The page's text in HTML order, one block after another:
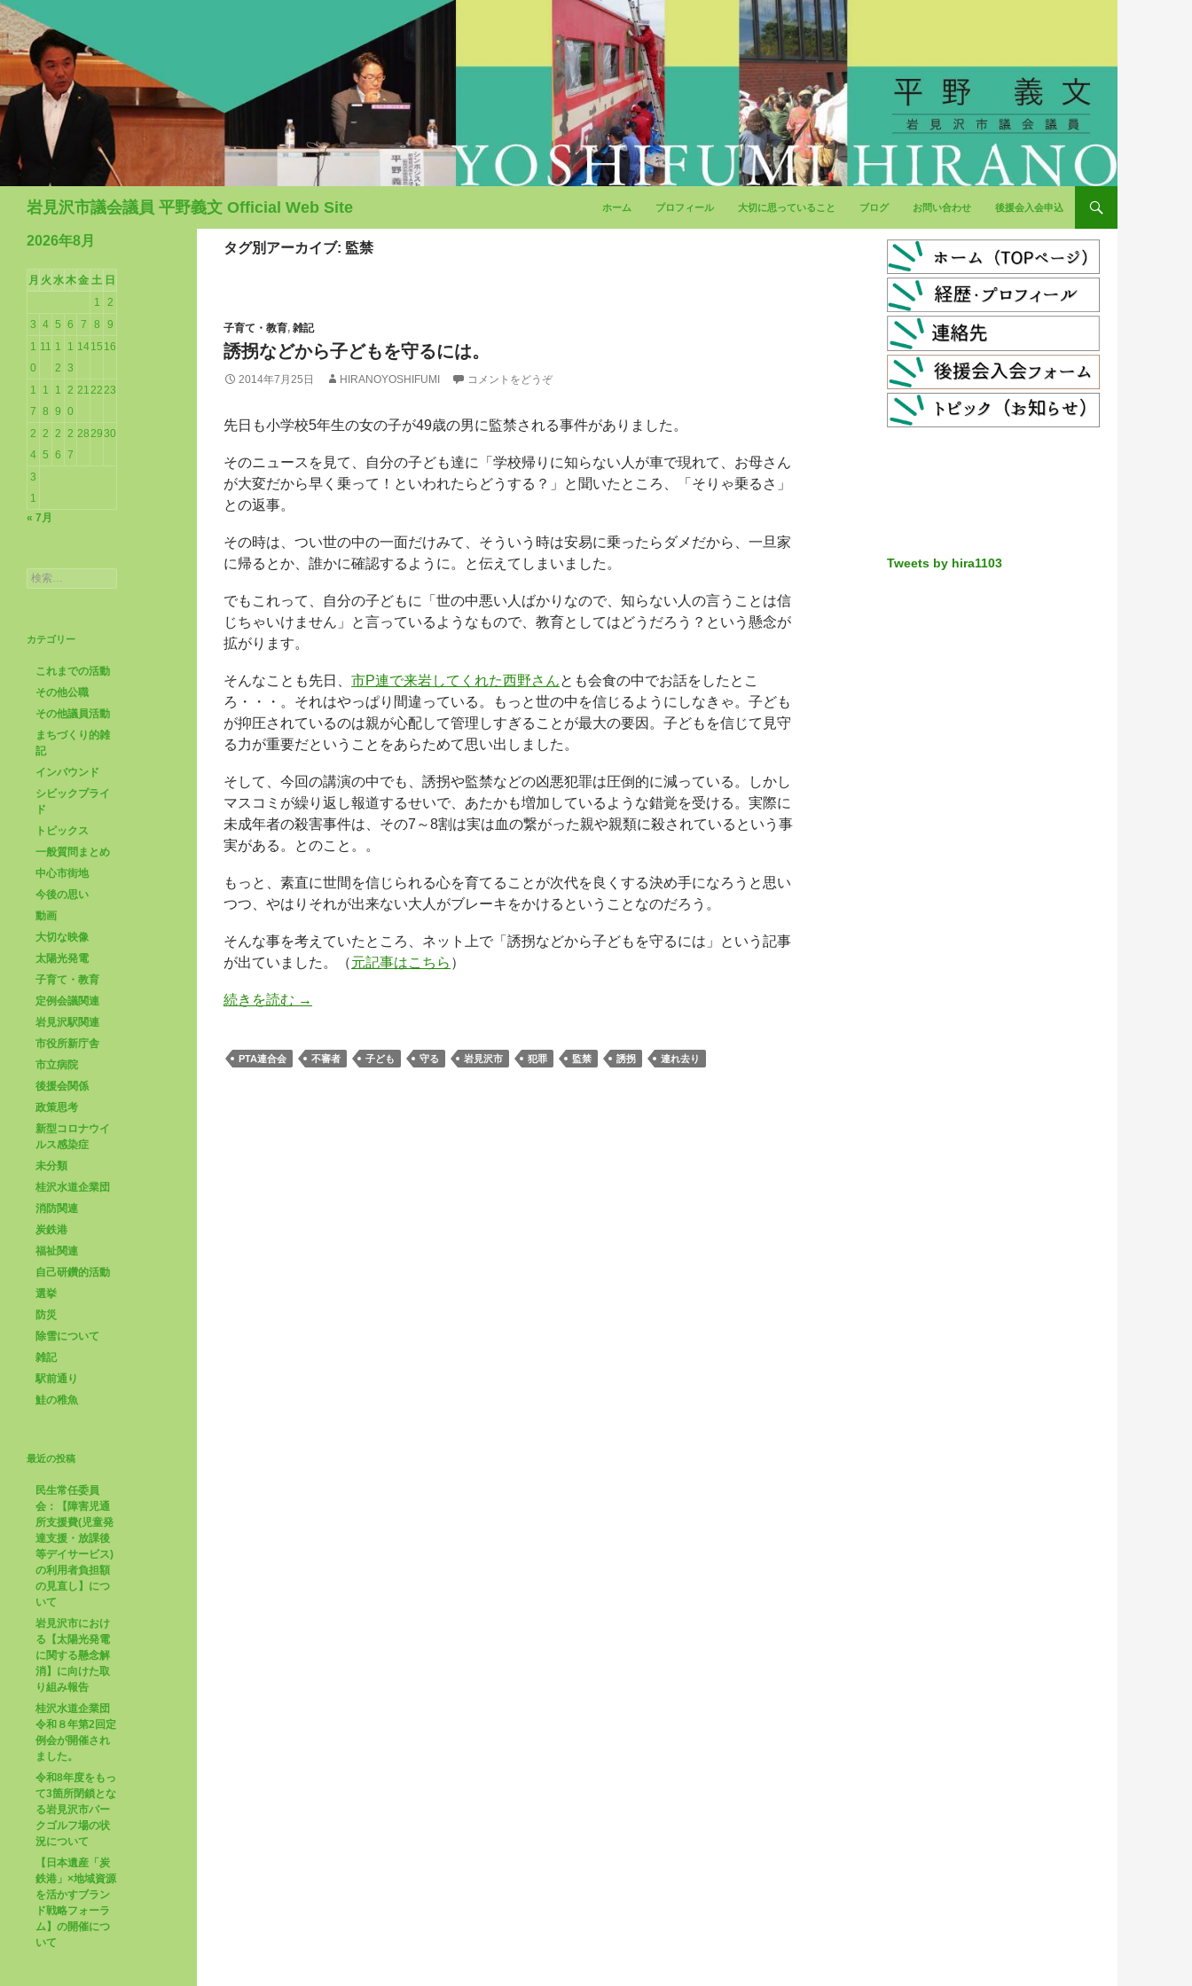
岩見沢市議会議員 平野義文 Official Web Site
ホーム
プロフィール 大切に思っていること ブログ お問い合わせ 後援会入会申込
タグ別アーカイブ: 監禁
子育て・教育, 雑記
誘拐などから子どもを守るには。
2014年7月25日 HIRANOYOSHIFUMI コメントをどうぞ
先日も小学校5年生の女の子が49歳の男に監禁される事件がありました。
そのニュースを見て、自分の子ども達に「学校帰りに知らない人が車で現れて、お母さん
が大変だから早く乗って！といわれたらどうする？」と聞いたところ、「そりゃ乗るさ」
との返事。
その時は、つい世の中の一面だけみて、そういう時は安易に乗ったらダメだから、一旦家
に帰るとか、誰かに確認するように。と伝えてしまいました。
でもこれって、自分の子どもに「世の中悪い人ばかりなので、知らない人の言うことは信
じちゃいけません」と言っているようなもので、教育としてはどうだろう？という懸念が
拡がります。
そんなことも先日、 市P連で来岩してくれた西野さんとも会食の中でお話をしたとこ
ろ・・・。それはやっぱり間違っている。もっと世の中を信じるようにしなきゃ。子ども
が抑圧されているのは親が心配して管理しすぎることが最大の要因。子どもを信じて見守
る力が重要だということをあらためて思い出しました。
そして、今回の講演の中でも、誘拐や監禁などの凶悪犯罪は圧倒的に減っている。しかし
マスコミが繰り返し報道するせいで、あたかも増加しているような錯覚を受ける。実際に
未成年者の殺害事件は、その7～8割は実は血の繋がった親や親類に殺されているという事
実がある。とのこと。。
もっと、素直に世間を信じられる心を育てることが次代を良くする決め手になろうと思い
つつ、やはりそれが出来ない大人がブレーキをかけるということなのだろう。
そんな事を考えていたところ、ネット上で「誘拐などから子どもを守るには」という記事
が出ていました。（元記事はこちら ）
続きを読む →
PTA連合会 不審者 子ども 守る 岩見沢市 犯罪 監禁 誘拐 連れ去り
Tweets by hira1103
2026年8月
月 火 水木金 土 日
1
2
3 4 5 6 7 8
9
1
0
11 1
2
1
3
1415 16
1
7
1
8
1
9
2
0
212223
2
4
2
5
2
6
2
7
282930
3
1
« 7月
検
索:
カテゴリー
これまでの活動
その他公職
その他議員活動
まちづくり的雑
記
インバウンド
シビックプライ
ド
トピックス
一般質問まとめ
中心市街地
今後の思い
動画
大切な映像
太陽光発電
子育て・教育
定例会議関連
岩見沢駅関連
市役所新庁舎
市立病院
後援会関係
政策思考
新型コロナウイ
ルス感染症
未分類
桂沢水道企業団
消防関連
炭鉄港
福祉関連
自己研鑽的活動
選挙
防災
除雪について
雑記
駅前通り
鮭の稚魚
最近の投稿
民生常任委員
会：【障害児通
所支援費(児童発
達支援・放課後
等デイサービス)
の利用者負担額
の見直し】につ
いて
岩見沢市におけ
る【太陽光発電
に関する懸念解
消】に向けた取
り組み報告
桂沢水道企業団
令和８年第2回定
例会が開催され
ました。
令和8年度をもっ
て3箇所閉鎖とな
る岩見沢市パー
クゴルフ場の状
況について
【日本遺産「炭
鉄港」×地域資源
を活かすブラン
ド戦略フォーラ
ム】の開催につ
いて